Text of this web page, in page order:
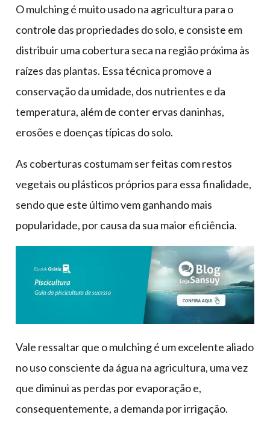
O mulching é muito usado na agricultura para o
controle das propriedades do solo, e consiste em
distribuir uma cobertura seca na região próxima às
raízes das plantas. Essa técnica promove a
conservação da umidade, dos nutrientes e da
temperatura, além de conter ervas daninhas,
erosões e doenças típicas do solo.
As coberturas costumam ser feitas com restos
vegetais ou plásticos próprios para essa finalidade,
sendo que este último vem ganhando mais
popularidade, por causa da sua maior eficiência.
Vale ressaltar que o mulching é um excelente aliado
no uso consciente da água na agricultura, uma vez
que diminui as perdas por evaporação e,
consequentemente, a demanda por irrigação.